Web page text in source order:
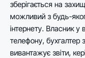
зберігається на
можливий з будь-
інтернету. Власник у
телефону, бухгалтер
вивантажує звіти,